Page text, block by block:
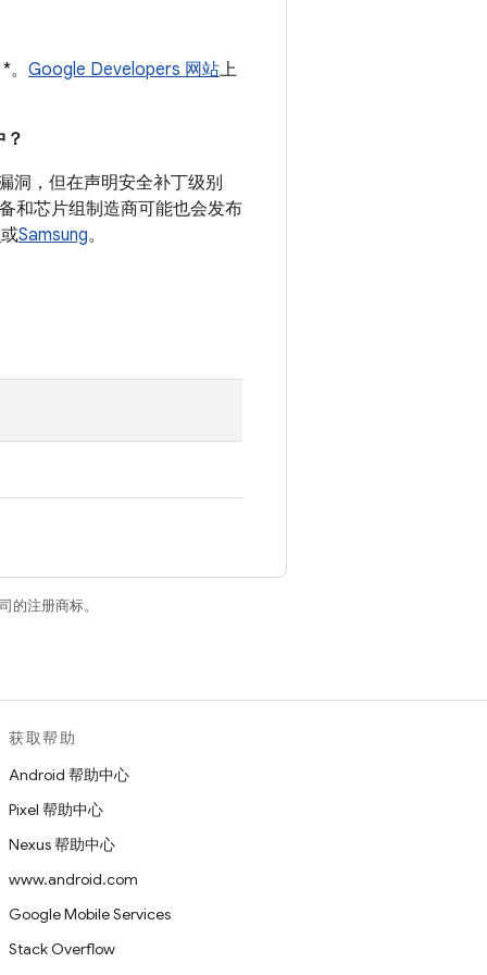
Google Developers 网站上
洞，但在声明安全补丁级别
和芯片组制造商可能也会发布
或Samsung。
的注册商标。
获取帮助
Android 帮助中心
Pixel 帮助中心
Nexus 帮助中心
www.android.com
Google Mobile Services
Stack Overflow